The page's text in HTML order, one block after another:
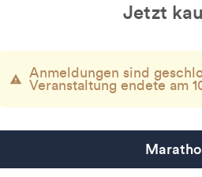
Jetzt
Anmeldungen sind
Veranstaltung endete am